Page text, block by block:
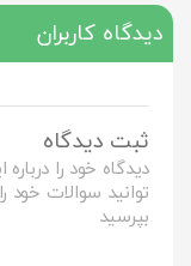
دیدگاه کاربران
ثبت دیدگاه
دیدگاه خود را
توانید سوالات خود
بپرسید